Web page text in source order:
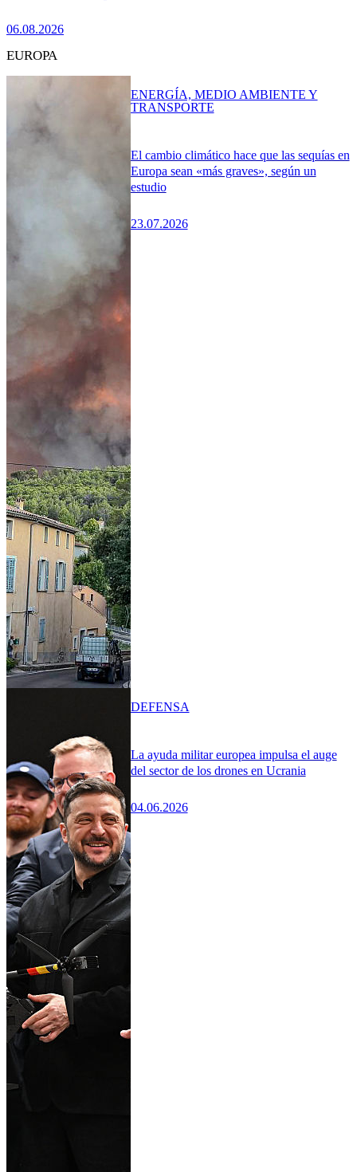
06.08.2026
EUROPA
El cambio climático hace que las sequías en
Europa sean «más graves», según un
estudio
23.07.2026
ENERGÍA, MEDIO AMBIENTE Y
TRANSPORTE
La ayuda militar europea impulsa el auge
del sector de los drones en Ucrania
04.06.2026
DEFENSA